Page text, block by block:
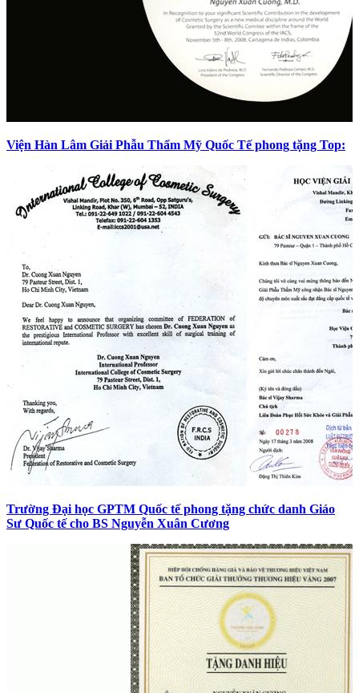
Viện Hàn Lâm Giải Phẫu Thẩm Mỹ Quốc Tế phong tặng Top:
Trường Đại học GPTM Quốc tế phong tặng chức danh Giáo
Sư Quốc tế cho BS Nguyễn Xuân Cương